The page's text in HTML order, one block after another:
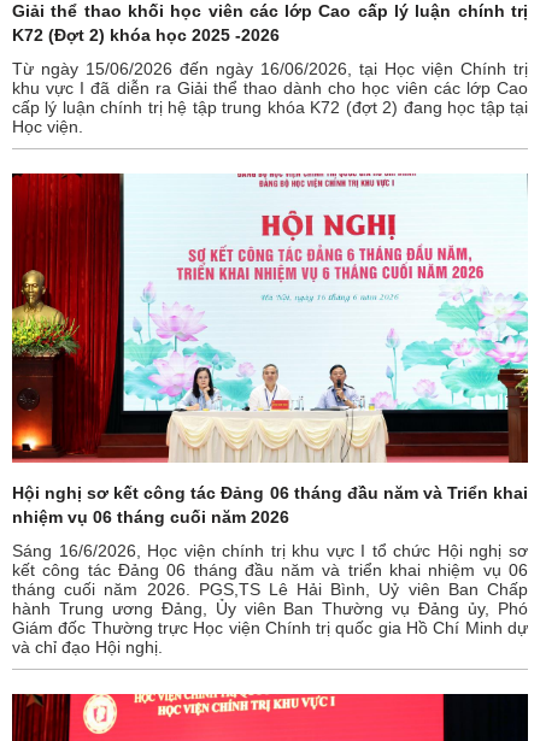
Giải thể thao khối học viên các lớp Cao cấp lý luận chính trị
K72 (Đợt 2) khóa học 2025 -2026
Từ ngày 15/06/2026 đến ngày 16/06/2026, tại Học viện Chính trị
khu vực I đã diễn ra Giải thể thao dành cho học viên các lớp Cao
cấp lý luận chính trị hệ tập trung khóa K72 (đợt 2) đang học tập tại
Học viện.
Hội nghị sơ kết công tác Đảng 06 tháng đầu năm và Triển khai
nhiệm vụ 06 tháng cuối năm 2026
Sáng 16/6/2026, Học viện chính trị khu vực I tổ chức Hội nghị sơ
kết công tác Đảng 06 tháng đầu năm và triển khai nhiệm vụ 06
tháng cuối năm 2026. PGS,TS Lê Hải Bình, Uỷ viên Ban Chấp
hành Trung ương Đảng, Ủy viên Ban Thường vụ Đảng ủy, Phó
Giám đốc Thường trực Học viện Chính trị quốc gia Hồ Chí Minh dự
và chỉ đạo Hội nghị.